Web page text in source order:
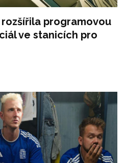
programovou
ve stanicích pro